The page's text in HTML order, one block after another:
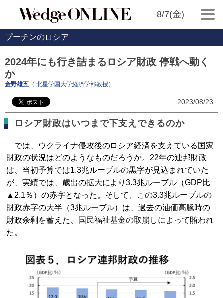
8/7(金)
プーチンのロシア
2024年にも行き詰まるロシア財政 停戦へ動く
か
金野雄五 （ 北星学園大学経済学部教授）
2023/08/23
ロシア財政はいつまで下支えできるのか
では、ウクライナ侵攻後のロシア経済を支えている国家
財政の状況はどのようなものだろうか。22年の連邦財政
は、当初予算では1.3兆ルーブルの黒字が見込まれていた
が、実績では、歳出の拡大により3.3兆ルーブル（GDP比
▲2.1％）の赤字となった。そして、この3.3兆ルーブルの
財政赤字の大半（3兆ルーブル）は、過去の油価高騰時の
財政余剰を蓄えた、国民福祉基金の取崩しによって賄われ
た。